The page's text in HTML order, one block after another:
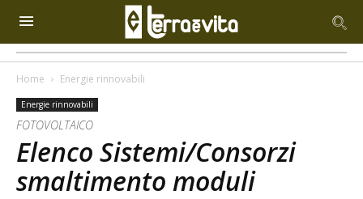
Home Energie rinnovabili
Energie rinnovabili
FOTOVOLTAICO
Elenco Sistemi/Consorzi
smaltimento moduli